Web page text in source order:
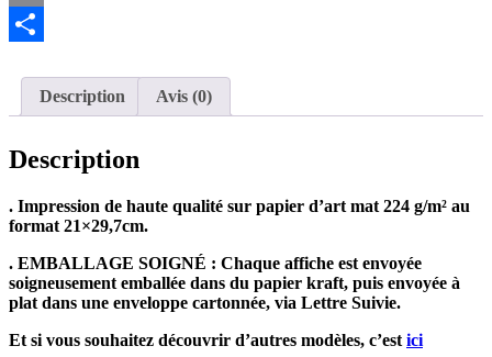
Email
Description
Avis (0)
Description
. Impression de haute qualité sur papier d’art mat 224 g/m² au
format 21×29,7cm.
. EMBALLAGE SOIGNÉ : Chaque affiche est envoyée
soigneusement emballée dans du papier kraft, puis envoyée à
plat dans une enveloppe cartonnée, via Lettre Suivie.
Et si vous souhaitez découvrir d’autres modèles, c’est ici